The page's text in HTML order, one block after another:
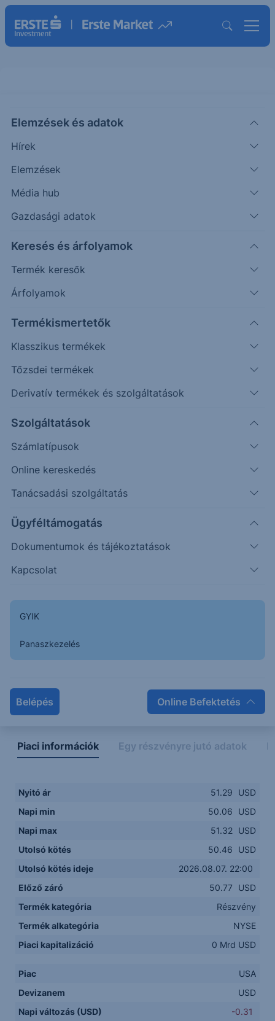
Elemzések és adatok
Hírek
Elemzések
Média hub
Gazdasági adatok
Keresés és árfolyamok
Termék keresők
Árfolyamok
Termékismertetők
Klasszikus termékek
Tőzsdei termékek
Derivatív termékek és szolgáltatások
Szolgáltatások
Számlatípusok
Online kereskedés
Tanácsadási szolgáltatás
Ügyféltámogatás
Dokumentumok és tájékoztatások
Kapcsolat
GYIK
Panaszkezelés
Belépés Online Befektetés
NWN(USA)
Northwest Natural Holding
Company Ord Shs
50.46
Időpont: 26.08.07. 22:00
További információk kérése
Erste Market Pro belépés
50.0000
50.2000
50.4000
50.8000
Napon belüli Historikus
Legfontosabb adatok
Piaci információk Egy részvényre jutó adatok
Nyitó ár 51.29
USD
Napi min
50.06
USD
Napi max
51.32 USD
Utolsó kötés
50.46
USD
Utolsó kötés ideje
2026.08.07. 22:00
Előző záró
50.77
USD
Termék kategória
Részvény
Termék alkategória
NYSE
Piaci kapitalizáció
0 Mrd USD
Piac
USA
Devizanem
USD
Napi változás (USD)
-0.31